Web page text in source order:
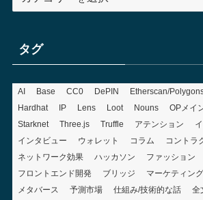
テ
ー
タグ
AI Base CC0 DePIN Etherscan/
Hardhat
IP Lens Loot Nouns OPメイ
Starknet
Three.js Truffle アテンション
インタビュー
ウォレット コラム
コントラ
ネットワーク効果
ハッカソン ファッション
フロントエンド開発
ブリッジ マーケティング
メタバース
予測市場 仕組み/技術的な話
全